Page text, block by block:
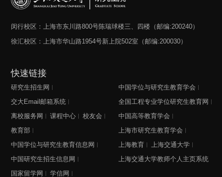
闵行校区：上海市东川路800号陈瑞球楼三、四楼（邮编:200240）
徐汇校区：上海市华山路1954号新上院502室（邮编:200030）
快速链接
研究生招生网
交大Email邮箱系统
离校服务网
课程中心
校友会
教育部
中国学位与研究生教育信息网
中国研究生招生信息网
国家留学网
学信网
中国学位与研究生教育学会
全国工程专业学位研究生教育网
中国高等教育学会
上海市研究生教育学会
上海教育
上海交通大学
上海交通大学教师个人主页系统